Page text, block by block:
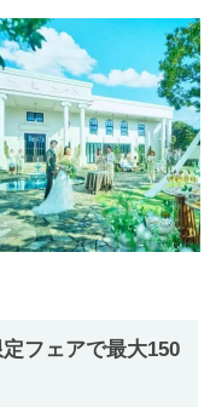
フェアで最⼤150